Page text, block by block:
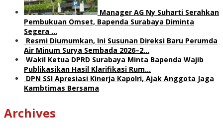
Manager AG Ny Suharti Serahkan
Pembukuan Omset, Bapenda Surabaya Diminta
Segera …
Resmi Diumumkan, Ini Susunan Direksi Baru Perumda
Air Minum Surya Sembada 2026–2…
Wakil Ketua DPRD Surabaya Minta Bapenda Wajib
Publikasikan Hasil Klarifikasi Rum…
DPN SSI Apresiasi Kinerja Kapolri, Ajak Anggota Jaga
Kambtimas Bersama
Archives